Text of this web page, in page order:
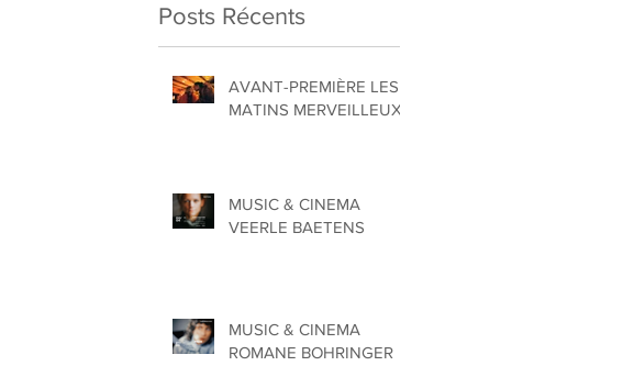
Posts Récents
AVANT-PREMIÈRE LES
MATINS MERVEILLEUX
MUSIC & CINEMA
VEERLE BAETENS
MUSIC & CINEMA
ROMANE BOHRINGER